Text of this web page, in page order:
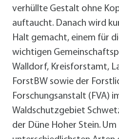
verhüllte Gestalt ohne
auftaucht. Danach wird
Halt gemacht, einem für
wichtigen
Walldorf, Kreisforstamt,
ForstBW sowie der
Forschungsanstalt (FVA)
Waldschutzgebiet
der Düne Hoher Stein.